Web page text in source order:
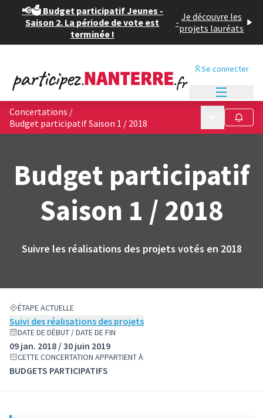
📢🗳️ Budget participatif Jeunes -
Saison 2. La période de vote est
terminée !
- Je découvre les
projets lauréats
Se connecter
Concertations /
Budget participatif Saison 1 / 2018
Menu Suivre
Budget participatif
Saison 1 / 2018
Suivre les réalisations des projets votés en 2018
ÉTAPE ACTUELLE
Suivi des réalisations des projets
DATE DE DÉBUT / DATE DE FIN
09 jan. 2018 / 30 juin 2019
CETTE CONCERTATION APPARTIENT À
BUDGETS PARTICIPATIFS